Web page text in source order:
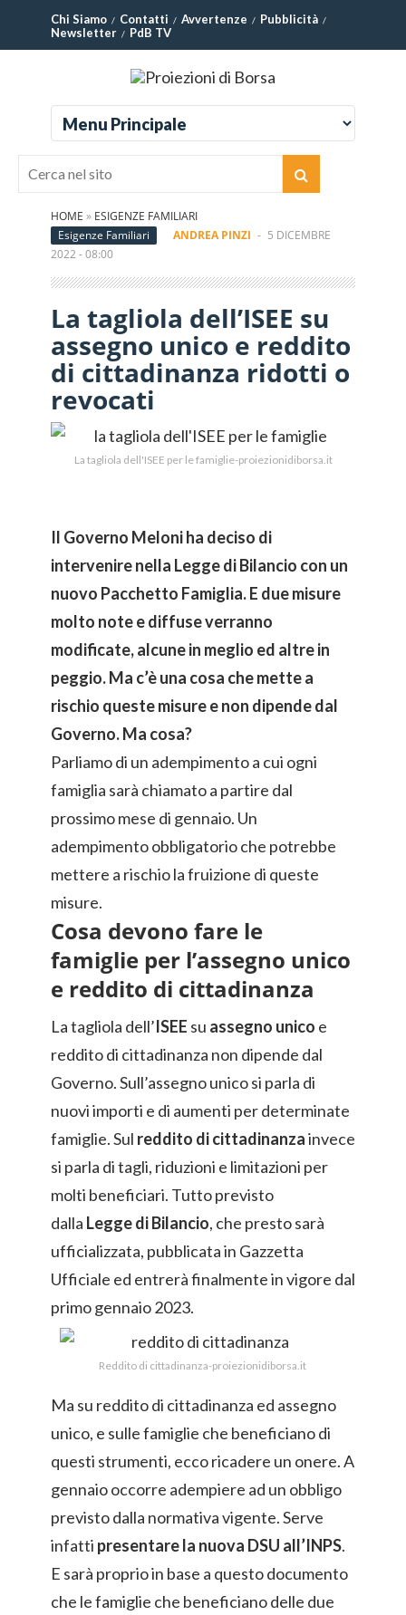
Chi Siamo Contatti Avvertenze
Pubblicità
Newsletter
PdB TV
HOME » ESIGENZE FAMILIARI
Esigenze Familiari
ANDREA PINZI - 5 DICEMBRE
2022 - 08:00
La tagliola dell’ISEE su
assegno unico e reddito
di cittadinanza ridotti o
revocati
La tagliola dell'ISEE per le famiglie-proiezionidiborsa.it
Il Governo Meloni ha deciso di
intervenire nella Legge di Bilancio con un
nuovo Pacchetto Famiglia. E due misure
molto note e diffuse verranno
modificate, alcune in meglio ed altre in
peggio. Ma c’è una cosa che mette a
rischio queste misure e non dipende dal
Governo. Ma cosa?
Parliamo di un adempimento a cui ogni
famiglia sarà chiamato a partire dal
prossimo mese di gennaio. Un
adempimento obbligatorio che potrebbe
mettere a rischio la fruizione di queste
misure.
Cosa devono fare le
famiglie per l’assegno unico
e reddito di cittadinanza
La tagliola dell’ISEE su assegno unico e
reddito di cittadinanza non dipende dal
Governo. Sull’assegno unico si parla di
nuovi importi e di aumenti per determinate
famiglie. Sul reddito di cittadinanzainvece
si parla di tagli, riduzioni e limitazioni per
molti beneficiari. Tutto previsto
dalla Legge di Bilancio, che presto sarà
ufficializzata, pubblicata in Gazzetta
Ufficiale ed entrerà finalmente in vigore dal
primo gennaio 2023.
Reddito di cittadinanza-proiezionidiborsa.it
Ma su reddito di cittadinanza ed assegno
unico, e sulle famiglie che beneficiano di
questi strumenti, ecco ricadere un onere. A
gennaio occorre adempiere ad un obbligo
previsto dalla normativa vigente. Serve
infatti presentare la nuova DSU all’INPS.
E sarà proprio in base a questo documento
che le famiglie che beneficiano delle due